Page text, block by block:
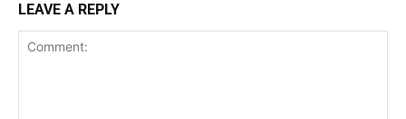
LEAVE A REPLY